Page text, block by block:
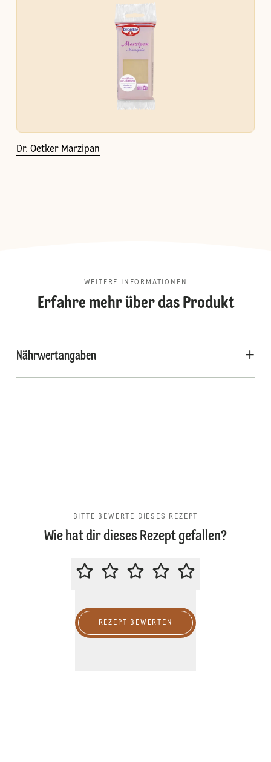
Dr. Oetker Marzipan
WEITERE INFORMATIONEN
Erfahre mehr über das Produkt
Nährwertangaben
BITTE BEWERTE DIESES REZEPT
Wie hat dir dieses Rezept gefallen?
BITTE BEWERTE DIESES REZEPT
REZEPT BEWERTEN